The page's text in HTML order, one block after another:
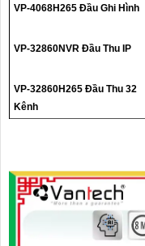
VP-4068H265 Đầu Ghi Hình
VP-32860NVR Đầu Thu IP
VP-32860H265 Đầu Thu 32
Kênh